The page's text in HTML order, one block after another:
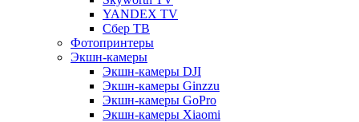
YANDEX TV
Сбер ТВ
Фотопринтеры
Экшн-камеры
Экшн-камеры DJI
Экшн-камеры Ginzzu
Экшн-камеры GoPro
Экшн-камеры Xiaomi